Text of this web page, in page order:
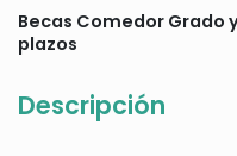
Becas Comedor Grado
plazos
Descripción